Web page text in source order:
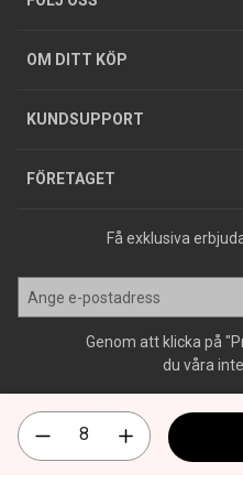
OM DITT KÖP
GDPR
KUNDSUPPORT
Köpguider
Varumärken
FÖRETAGET
Hållbarhet
Jobba hos oss
Press
Få exklusiva
Genom att klicka på
du våra